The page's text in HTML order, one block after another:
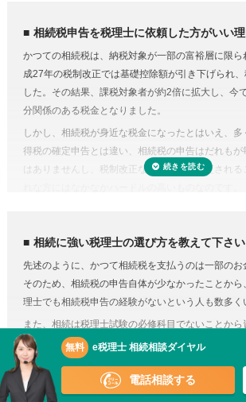
相続税の申告や準確定申告
相続税には申告書の他、総額の計算書、生命保険
など非常に多くの書類作成が必要となります。もち
申告することもできますが、不動産や非上場株式な
しく書類作成も煩雑なことから、税理士に依頼する
準確定申告とは、亡くなった方の所得の確定と納
代わりにおこなうこと。準確定申告の対象となるの
った日までの所得ですが、前年分も申告前であれば
人生で数回程度の相続税申告をするためだけに、相
のや資料集めに相当の時間と労力を費やすことを考
プロの税理士に頼むという選択肢がコストに見合
のではないでしょうか。
費用が気になる方は、相続税申告の費用を複数の専
できる「 相続費用見積ガイド 」をご利用ください。
相続税申告を税理士に依頼した方がいい理
かつての相続税は、納税対象が一部の富裕層に限
成27年の税制改正では基礎控除額が引き下げられ
した。その結果、課税対象者が約2倍に拡大し、今
分関係のある税金となりました。
しかし、相続税が身近な税金になったとはいえ、
得税の確定申告とは違い、相続税の申告はだれも
はありませんし、税制改正などで内容が変更される
を減らしたり、納税額を少なくできる可能性があり
しかし、どんな特例が使えるのかを知らない、また
特例を活用しないまま申告していることすら気づ
のです。また、たとえ単純な計算ミスだったとして
しまえば罰金のペナルティ対象になるおそれもあ
対象となった場合、税理士に立ち会ってもらうこと
税理士に依頼しなくてもいい場合はある？
正味の遺産額（相続税の課税の対象となる財産の合
相続に強い税理士の選び方を教えて下さい
先述のように、かつて相続税を支払うのは一部のお
そのため、相続税の申告自体が少なかったことか
理士でも相続税申告の経験がないという人も数多く
また、相続は税理士試験の必修科目でないことか
選択していない人にとっては専門外となります。
これらを念頭に置いて、相続を依頼するのであれ
税理士や、経験や実績のある税理士を探しましょう。
無料 e税理士 相続相談ダイヤル
電話相談する